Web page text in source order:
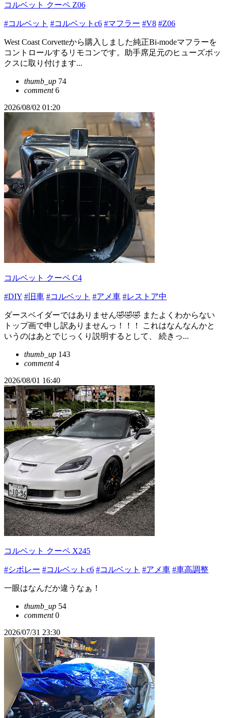
コルベット クーペ Z06
#コルベット #コルベットc6 #マフラー #V8 #Z06
West Coast Corvetteから購入しました純正Bi-modeマフラーを
コントロールするリモコンです。助手席足元のヒューズボッ
クスに取り付けます...
thumb_up 74
comment6
2026/08/02 01:20
コルベット クーペ C4
#DIY #旧車 #コルベット #アメ車 #レストア中
ダースベイダーではありません🤣🤣🤣 またよくわからない
トップ画で申し訳ありませんっ！！！ これはなんなんかと
いうのはあとでじっくり説明するとして、 続きっ...
thumb_up 143
comment4
2026/08/01 16:40
コルベット クーペ X245
#シボレー #コルベットc6 #コルベット #アメ車 #車高調整
一眼はなんだか違うなぁ！
thumb_up 54
comment0
2026/07/31 23:30